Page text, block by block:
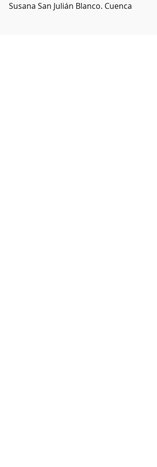
Susana San Julián Blanco. Cuenca